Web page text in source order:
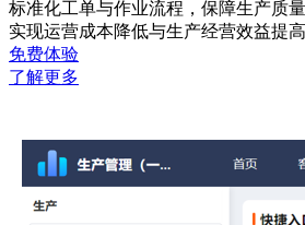
标准化工单与作业流程，保障生产质
实现运营成本降低与生产经营效益提高
免费体验
了解更多